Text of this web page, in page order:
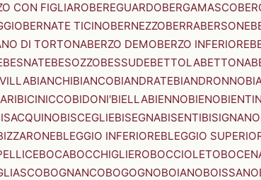
CON FIGLIAROBEREGUARDOBERGAMASCO
BERNATE TICINOBERNEZZOBERRABERSONE
DI TORTONABERZO DEMOBERZO INFERIORE
BESNATEBESOZZOBESSUDEBETTOLABETTONA
BIANCHIBIANCOBIANDRATEBIANDRONNO
BICINICCOBIDONI'BIELLABIENNOBIENO
BISCEGLIEBISEGNABISENTIBISIGNANO
BLEGGIO INFERIOREBLEGGIO
BOCABOCCHIGLIEROBOCCIOLETO
BOGNANCOBOGOGNOBOIANOBOISSANO